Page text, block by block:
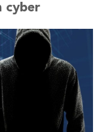
cyber